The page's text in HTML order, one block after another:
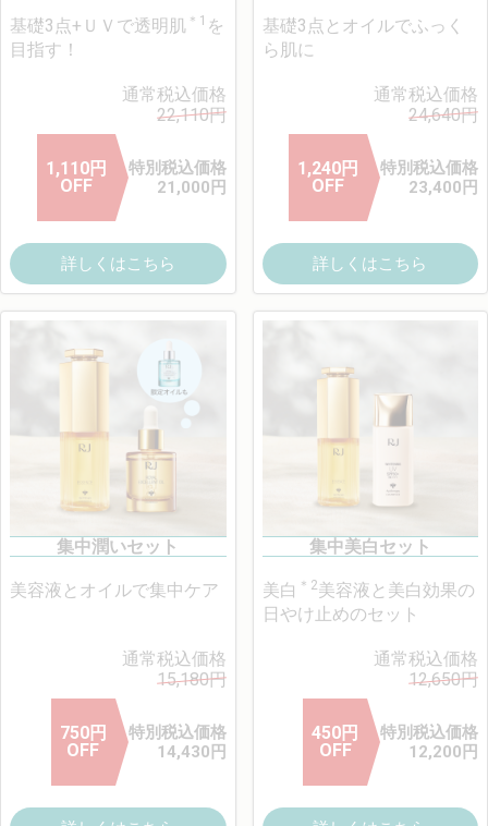
基礎3点+ＵＶで透明肌 ＊1 を
目指す！
通常税込価格
22,110円
1,110円
OFF
特別税込価格
21,000 円
詳しくはこちら
基礎3点とオイルでふっく
ら肌に
通常税込価格
24,640円
1,240円
OFF
特別税込価格
23,400 円
詳しくはこちら
集中潤いセット
美容液とオイルで集中ケア
通常税込価格
15,180円
750円
OFF
特別税込価格
14,430 円
集中美白セット
美白 ＊2美容液と美白効果の
日やけ止めのセット
通常税込価格
12,650円
450円
OFF
特別税込価格
12,200 円